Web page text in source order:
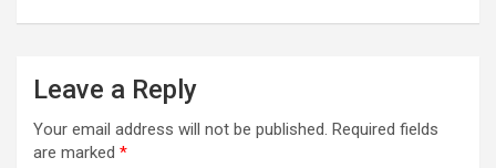
Leave a Reply
Your email address will not be published. Required fields
are marked *